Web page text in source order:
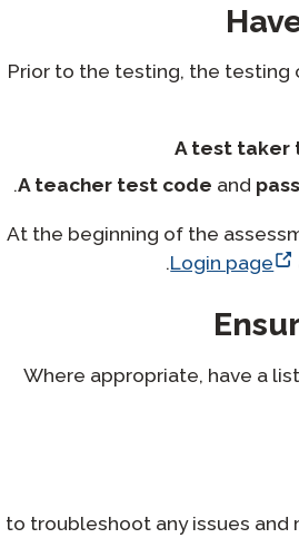
Prior to the testing, the
A test taker
A teacher test code and
At the beginning of the
Login page
Where appropriate, have a
to troubleshoot any issues and